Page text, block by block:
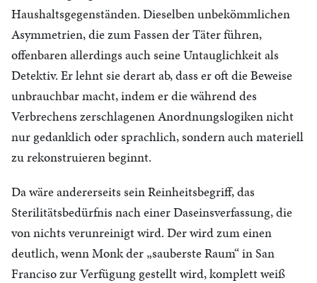
Haushaltsgegenständen. Dieselben unbekömmlichen
Asymmetrien, die zum Fassen der Täter führen,
offenbaren allerdings auch seine Untauglichkeit als
Detektiv. Er lehnt sie derart ab, dass er oft die Beweise
unbrauchbar macht, indem er die während des
Verbrechens zerschlagenen Anordnungslogiken nicht
nur gedanklich oder sprachlich, sondern auch materiell
zu rekonstruieren beginnt.
Da wäre andererseits sein Reinheitsbegriff, das
Sterilitätsbedürfnis nach einer Daseinsverfassung, die
von nichts verunreinigt wird. Der wird zum einen
deutlich, wenn Monk der „sauberste Raum“ in San
Franciso zur Verfügung gestellt wird, komplett weiß